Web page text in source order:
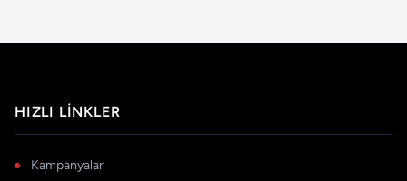
HIZLI LINKLER
Kampanyalar